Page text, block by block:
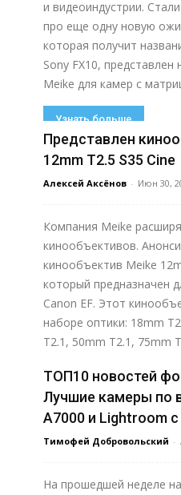
и видеоиндустрии.
про еще одну новую
которая получит
Sony FX10,
Meike для камер с
Узнать больше
Представлен
12mm T2.5 S35 Cine
Алексей Аксёнов - Июн 30,
Компания Meike
кинообъективов.
кинообъектив Meike
который предназначен
Canon EF. Этот
наборе оптики: 18mm
T2.1, 50mm T2.1, 75mm
Узнать больше
ТОП10 новостей
Лучшие камеры по
A7000 и Lightroom
Тимофей Добровольский -
На прошедшей неделе